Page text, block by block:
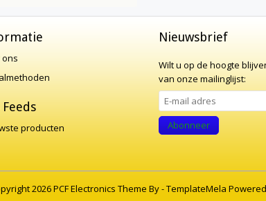
ons
Feeds
producten
Nieuwsbrief
Wilt u op de hoogte
van onze mailinglijst:
Abonneer
2026 PCF Electronics Theme By -TemplateMela